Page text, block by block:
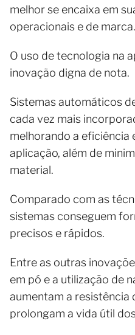
melhor se encaixa em
operacionais e de marca.
O uso de tecnologia na
inovação digna de nota.
Sistemas automáticos
cada vez mais
melhorando a eficiência
aplicação, além de
material.
Comparado com as
sistemas conseguem
precisos e rápidos.
Entre as outras
em pó e a utilização de
aumentam a resistência
prolongam a vida útil